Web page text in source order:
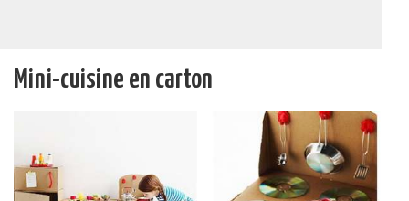
Mini-cuisine en carton